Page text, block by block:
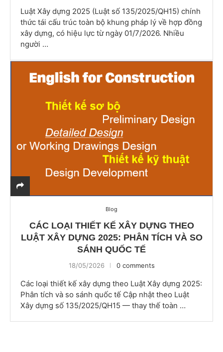
Luật Xây dựng 2025 (Luật số 135/2025/QH15) chính
thức tái cấu trúc toàn bộ khung pháp lý về hợp đồng
xây dựng, có hiệu lực từ ngày 01/7/2026. Nhiều
người …
Blog
CÁC LOẠI THIẾT KẾ XÂY DỰNG THEO
LUẬT XÂY DỰNG 2025: PHÂN TÍCH VÀ SO
SÁNH QUỐC TẾ
18/05/2026 0 comments
Các loại thiết kế xây dựng theo Luật Xây dựng 2025:
Phân tích và so sánh quốc tế Cập nhật theo Luật
Xây dựng số 135/2025/QH15 — thay thế toàn …